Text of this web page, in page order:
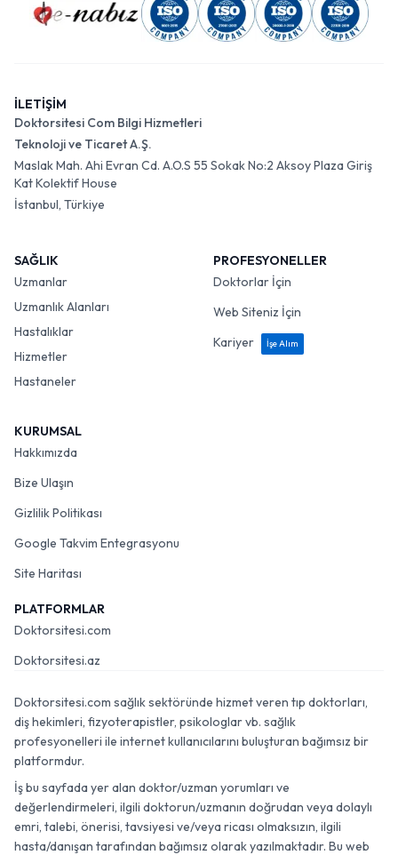
İLETİŞİM
Doktorsitesi Com Bilgi Hizmetleri
Teknoloji ve Ticaret A.Ş.
Maslak Mah. Ahi Evran Cd. A.O.S 55 Sokak No:2 Aksoy Plaza Giriş
Kat Kolektif House
İstanbul, Türkiye
SAĞLIK
Uzmanlar
Uzmanlık Alanları
Hastalıklar
Hizmetler
Hastaneler
PROFESYONELLER
Doktorlar İçin
Web Siteniz İçin
Kariyer
İşe Alım
KURUMSAL
Hakkımızda
Bize Ulaşın
Gizlilik Politikası
Google Takvim Entegrasyonu
Site Haritası
PLATFORMLAR
Doktorsitesi.com
Doktorsitesi.az
Doktorsitesi.com sağlık sektöründe hizmet veren tıp doktorları,
diş hekimleri, fizyoterapistler, psikologlar vb. sağlık
profesyonelleri ile internet kullanıcılarını buluşturan bağımsız bir
platformdur.
İş bu sayfada yer alan doktor/uzman yorumları ve
değerlendirmeleri, ilgili doktorun/uzmanın doğrudan veya dolaylı
emri, talebi, önerisi, tavsiyesi ve/veya ricası olmaksızın, ilgili
hasta/danışan tarafından bağımsız olarak yazılmaktadır. Bu web